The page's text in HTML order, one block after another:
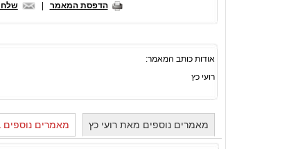
הדפסת המאמר שלח
אודות כותב המאמר:
רועי כץ
מאמרים נוספים מאת רועי כץ מאמרים